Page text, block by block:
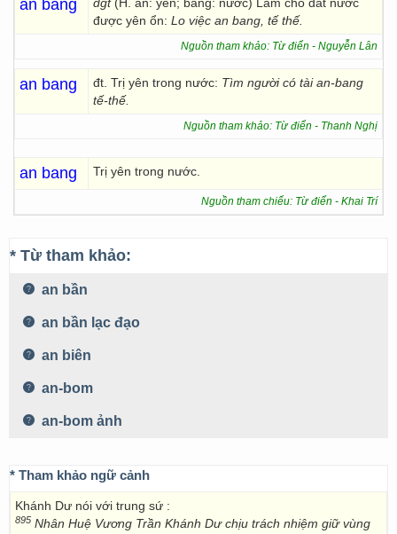
an bang
được yên ổn: Lo việc an bang, tế thế.
Nguồn tham khảo: Từ điển - Nguyễn Lân
an bang đt. Trị yên trong nước: Tìm người có tài an-bang
tế-thế.
Nguồn tham khảo: Từ điển - Thanh Nghị
an bang Trị yên trong nước.
Nguồn tham chiếu: Từ điển - Khai Trí
* Từ tham khảo:
an bần
an bần lạc đạo
an biên
an-bom
an-bom ảnh
* Tham khảo ngữ cảnh
Khánh Dư nói với trung sứ :
895 Nhân Huệ Vương Trần Khánh Dư chịu trách nhiệm giữ vùng